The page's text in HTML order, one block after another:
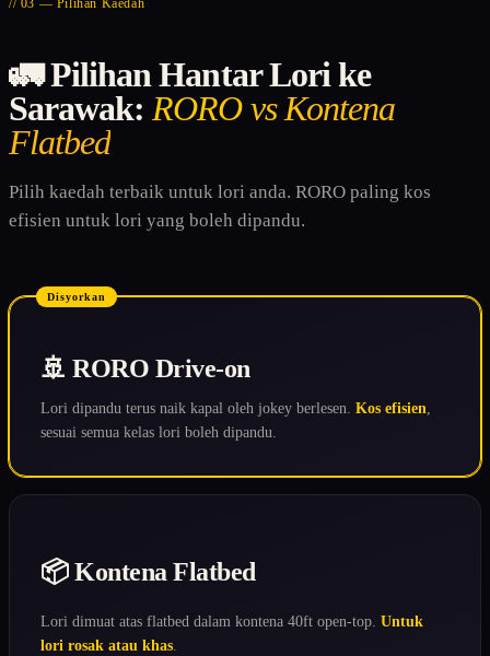
🚛 Pilihan Hantar Lori ke
Sarawak:RORO vs Kontena
Flatbed
Pilih kaedah terbaik untuk lori anda. RORO paling kos
efisien untuk lori yang boleh dipandu.
Disyorkan
🚢 RORO Drive-on
Lori dipandu terus naik kapal oleh jokey berlesen. Kos efisien,
sesuai semua kelas lori boleh dipandu.
📦 Kontena Flatbed
Lori dimuat atas flatbed dalam kontena 40ft open-top. Untuk
lori rosak atau khas.